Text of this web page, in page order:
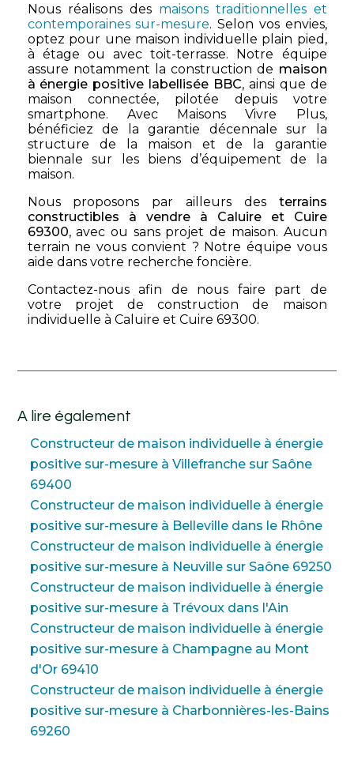
Nous réalisons des maisons traditionnelles et
contemporaines sur-mesure. Selon vos envies,
optez pour une maison individuelle plain pied,
à étage ou avec toit-terrasse. Notre équipe
assure notamment la construction de maison
à énergie positive labellisée BBC, ainsi que de
maison connectée, pilotée depuis votre
smartphone. Avec Maisons Vivre Plus,
bénéficiez de la garantie décennale sur la
structure de la maison et de la garantie
biennale sur les biens d’équipement de la
maison.
Nous proposons par ailleurs des terrains
constructibles à vendre à Caluire et Cuire
69300, avec ou sans projet de maison. Aucun
terrain ne vous convient ? Notre équipe vous
aide dans votre recherche foncière.
Contactez-nous afin de nous faire part de
votre projet de construction de maison
individuelle à Caluire et Cuire 69300.
A lire également
Constructeur de maison individuelle à énergie
positive sur-mesure à Villefranche sur Saône
69400
Constructeur de maison individuelle à énergie
positive sur-mesure à Belleville dans le Rhône
Constructeur de maison individuelle à énergie
positive sur-mesure à Neuville sur Saône 69250
Constructeur de maison individuelle à énergie
positive sur-mesure à Trévoux dans l'Ain
Constructeur de maison individuelle à énergie
positive sur-mesure à Champagne au Mont
d'Or 69410
Constructeur de maison individuelle à énergie
positive sur-mesure à Charbonnières-les-Bains
69260